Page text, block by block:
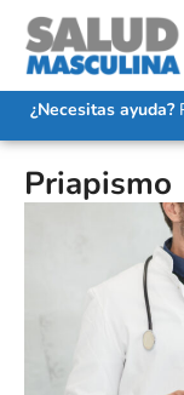
¿Necesitas ayuda?
Priapismo